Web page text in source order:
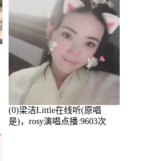
(0)梁洁Little在线听(原唱
是)，rosy演唱点播:9603次